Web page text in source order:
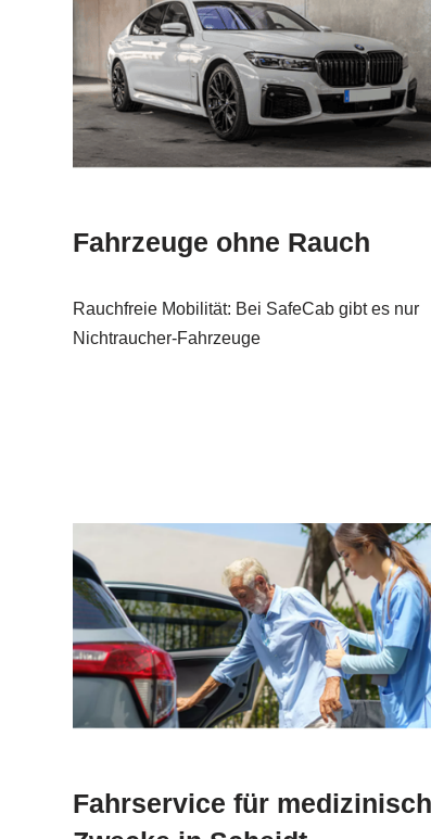
Fahrzeuge ohne Rauch
Rauchfreie Mobilität: Bei SafeCab gibt es nur
Nichtraucher-Fahrzeuge
Fahrservice für